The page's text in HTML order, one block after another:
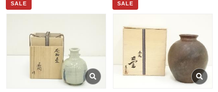
SALE SALE